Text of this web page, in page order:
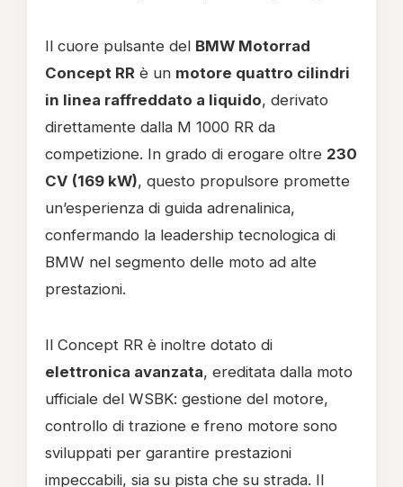
Il cuore pulsante del BMW Motorrad
Concept RR è un motore quattro cilindri
in linea raffreddato a liquido, derivato
direttamente dalla M 1000 RR da
competizione. In grado di erogare oltre 230
CV (169 kW), questo propulsore promette
un’esperienza di guida adrenalinica,
confermando la leadership tecnologica di
BMW nel segmento delle moto ad alte
prestazioni.
Il Concept RR è inoltre dotato di
elettronica avanzata, ereditata dalla moto
ufficiale del WSBK: gestione del motore,
controllo di trazione e freno motore sono
sviluppati per garantire prestazioni
impeccabili, sia su pista che su strada. Il